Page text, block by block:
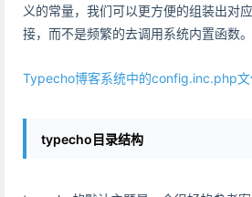
义的常量，我们可以更方便的组装出对
接，而不是频繁的去调用系统内置函数。
Typecho博客系统中的config.inc.php
typecho目录结构